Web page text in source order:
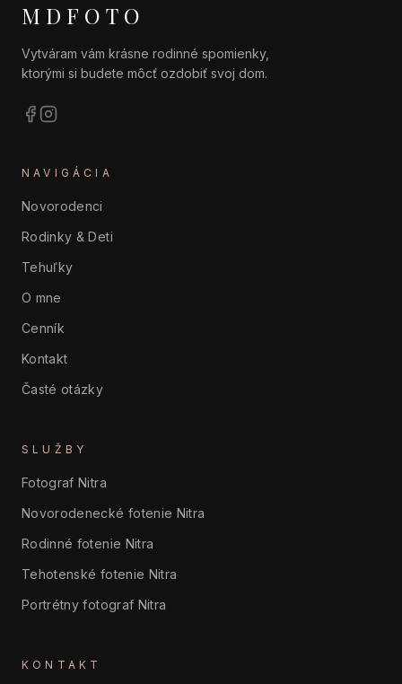
MDFOTO
Vytváram vám krásne rodinné spomienky,
ktorými si budete môcť ozdobiť svoj dom.
NAVIGÁCIA
Novorodenci
Rodinky & Deti
Tehuľky
O mne
Cenník
Kontakt
Časté otázky
SLUŽBY
Fotograf Nitra
Novorodenecké fotenie Nitra
Rodinné fotenie Nitra
Tehotenské fotenie Nitra
Portrétny fotograf Nitra
KONTAKT